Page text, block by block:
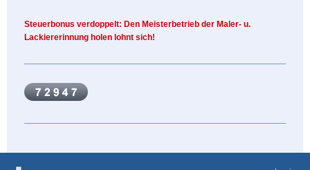
Steuerbonus verdoppelt: Den Meisterbetrieb der Maler- u.
Lackiererinnung holen lohnt sich!